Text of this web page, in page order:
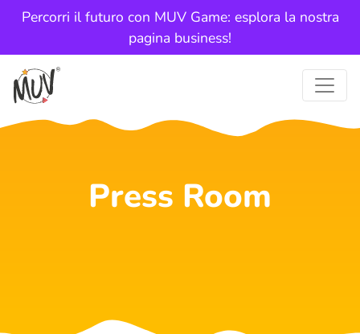
Percorri il futuro con MUV Game: esplora la nostra
pagina business!
Press Room